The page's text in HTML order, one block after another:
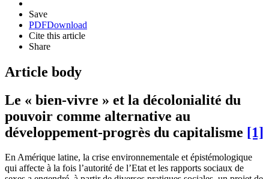
Save
PDFDownload
Cite this article
Share
Article body
Le « bien-vivre » et la décolonialité du
pouvoir comme alternative au
développement-progrès du capitalisme [1]
En Amérique latine, la crise environnementale et épistémologique
qui affecte à la fois l’autorité de l’Etat et les rapports sociaux de